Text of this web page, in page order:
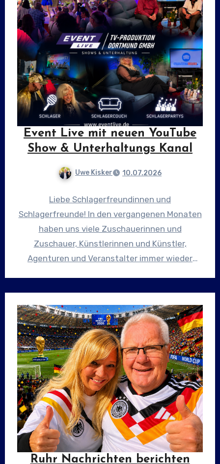
Event Live mit neuen YouTube
Show & Unterhaltungs Kanal
Uwe Kisker 10.07.2026
Liebe Schlagerfreundinnen und
Schlagerfreunde! In den vergangenen Monaten
haben uns viele Zuschauerinnen und
Zuschauer, Künstlerinnen und Künstler,
Agenturen und Veranstalter immer wieder
Ruhr Nachrichten berichten